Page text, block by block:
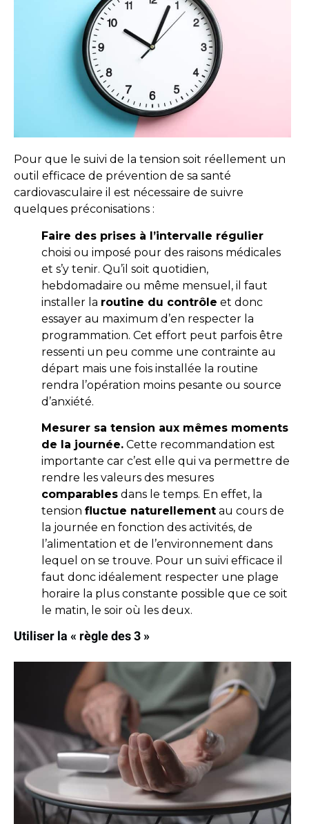
Pour que le suivi de la tension soit réellement un
outil efficace de prévention de sa santé
cardiovasculaire il est nécessaire de suivre
quelques préconisations :
Faire des prises à l’intervalle régulier
choisi ou imposé pour des raisons médicales
et s’y tenir. Qu’il soit quotidien,
hebdomadaire ou même mensuel, il faut
installer la routine du contrôle et donc
essayer au maximum d’en respecter la
programmation. Cet effort peut parfois être
ressenti un peu comme une contrainte au
départ mais une fois installée la routine
rendra l’opération moins pesante ou source
d’anxiété.
Mesurer sa tension aux mêmes moments
de la journée. Cette recommandation est
importante car c’est elle qui va permettre de
rendre les valeurs des mesures
comparables dans le temps. En effet, la
tension fluctue naturellement au cours de
la journée en fonction des activités, de
l’alimentation et de l’environnement dans
lequel on se trouve. Pour un suivi efficace il
faut donc idéalement respecter une plage
horaire la plus constante possible que ce soit
le matin, le soir où les deux.
Utiliser la « règle des 3 »